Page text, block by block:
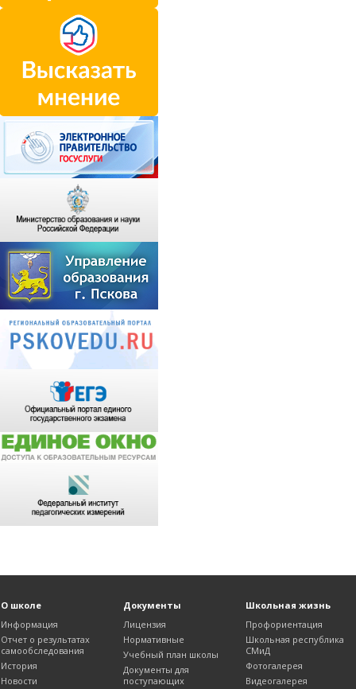
О школе
Информация
Отчет о результатах
самообследования
История
Новости
Документы
Лицензия
Нормативные
Учебный план школы
Документы для
поступающих
Школьная жизнь
Профориентация
Школьная республика
СМиД
Фотогалерея
Видеогалерея